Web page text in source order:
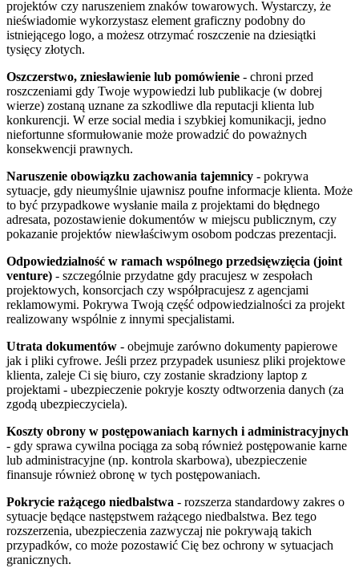
projektów czy naruszeniem znaków towarowych. Wystarczy, że
nieświadomie wykorzystasz element graficzny podobny do
istniejącego logo, a możesz otrzymać roszczenie na dziesiątki
tysięcy złotych.
Oszczerstwo, zniesławienie lub pomówienie - chroni przed
roszczeniami gdy Twoje wypowiedzi lub publikacje (w dobrej
wierze) zostaną uznane za szkodliwe dla reputacji klienta lub
konkurencji. W erze social media i szybkiej komunikacji, jedno
niefortunne sformułowanie może prowadzić do poważnych
konsekwencji prawnych.
Naruszenie obowiązku zachowania tajemnicy - pokrywa
sytuacje, gdy nieumyślnie ujawnisz poufne informacje klienta. Może
to być przypadkowe wysłanie maila z projektami do błędnego
adresata, pozostawienie dokumentów w miejscu publicznym, czy
pokazanie projektów niewłaściwym osobom podczas prezentacji.
Odpowiedzialność w ramach wspólnego przedsięwzięcia (joint
venture) - szczególnie przydatne gdy pracujesz w zespołach
projektowych, konsorcjach czy współpracujesz z agencjami
reklamowymi. Pokrywa Twoją część odpowiedzialności za projekt
realizowany wspólnie z innymi specjalistami.
Utrata dokumentów - obejmuje zarówno dokumenty papierowe
jak i pliki cyfrowe. Jeśli przez przypadek usuniesz pliki projektowe
klienta, zaleje Ci się biuro, czy zostanie skradziony laptop z
projektami - ubezpieczenie pokryje koszty odtworzenia danych (za
zgodą ubezpieczyciela).
Koszty obrony w postępowaniach karnych i administracyjnych
- gdy sprawa cywilna pociąga za sobą również postępowanie karne
lub administracyjne (np. kontrola skarbowa), ubezpieczenie
finansuje również obronę w tych postępowaniach.
Pokrycie rażącego niedbalstwa - rozszerza standardowy zakres o
sytuacje będące następstwem rażącego niedbalstwa. Bez tego
rozszerzenia, ubezpieczenia zazwyczaj nie pokrywają takich
przypadków, co może pozostawić Cię bez ochrony w sytuacjach
granicznych.